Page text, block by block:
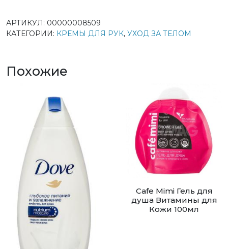
АРТИКУЛ: 00000008509
КАТЕГОРИИ: КРЕМЫ ДЛЯ РУК, УХОД ЗА ТЕЛОМ
Похожие
Cafe Mimi Гель для
душа Витамины для
Кожи 100мл